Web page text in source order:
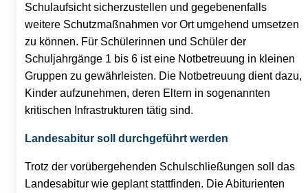
Schulaufsicht sicherzustellen und gegebenenfalls
weitere Schutzmaßnahmen vor Ort umgehend umsetzen
zu können. Für Schülerinnen und Schüler der
Schuljahrgänge 1 bis 6 ist eine Notbetreuung in kleinen
Gruppen zu gewährleisten. Die Notbetreuung dient dazu,
Kinder aufzunehmen, deren Eltern in sogenannten
kritischen Infrastrukturen tätig sind.
Landesabitur soll durchgeführt werden
Trotz der vorübergehenden Schulschließungen soll das
Landesabitur wie geplant stattfinden. Die Abiturienten